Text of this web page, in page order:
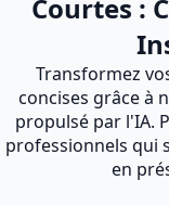
Courtes :
Transformez
concises grâce à
propulsé par l'IA.
professionnels qui
en